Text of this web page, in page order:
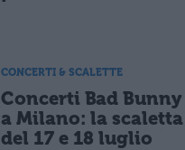
CONCERTI & SCALETTE
Concerti Bad Bunny
a Milano: la scaletta
del 17 e 18 luglio